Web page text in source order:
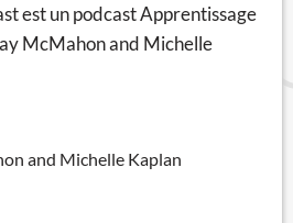
est un podcast Apprentissage
McMahon and Michelle
and Michelle Kaplan